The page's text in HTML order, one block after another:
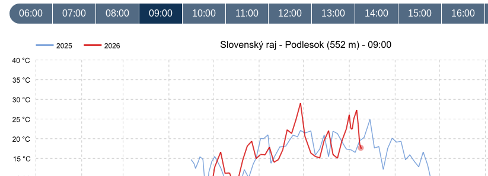
06:00 07:00 08:00 09:00 10:00 11:00 12:00 13:00 14:00 15:00 16:00